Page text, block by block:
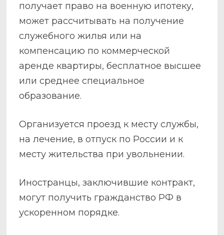
получает право на военную ипотеку,
может рассчитывать на получение
служебного жилья или на
компенсацию по коммерческой
аренде квартиры, бесплатное высшее
или среднее специальное
образование.
Организуется проезд к месту службы,
на лечение, в отпуск по России и к
месту жительства при увольнении.
Иностранцы, заключившие контракт,
могут получить гражданство РФ в
ускоренном порядке.